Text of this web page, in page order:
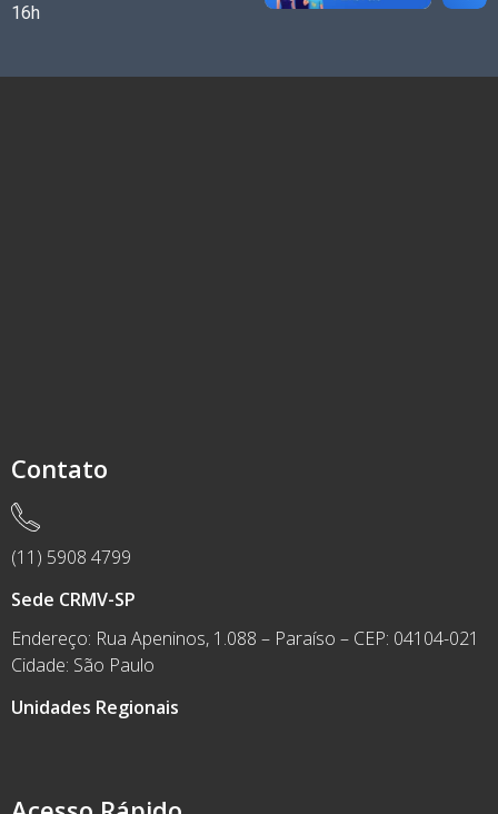
16h
Contato
(11) 5908 4799
Sede CRMV-SP
Endereço: Rua Apeninos, 1.088 – Paraíso – CEP: 04104-021
Cidade: São Paulo
Unidades Regionais